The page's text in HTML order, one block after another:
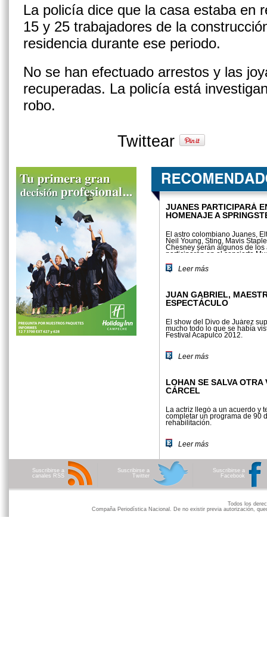
La policía dice que la casa estaba en
15 y 25 trabajadores de la
residencia durante ese periodo.
No se han efectuado arrestos y las
recuperadas. La policía está
robo.
Twittear
JUANES PARTICIPARÁ
HOMENAJE A
El astro colombiano Juanes,
Neil Young, Sting, Mavis
Chesney serán algunos de los
participarán en el concierto
Leer más
JUAN GABRIEL,
ESPECTÁCULO
El show del Divo de Juárez
mucho todo lo que se había
Festival Acapulco 2012.
Leer más
LOHAN SE SALVA OTRA
CÁRCEL
La actriz llegó a un acuerdo y
completar un programa de 90
rehabilitación.
Leer más
Suscribirse a
canales RSS
Suscribirse a
Twitter
Suscribirse a
Facebook
Todos los
Compaña Periodística Nacional. De no existir previa autorización,